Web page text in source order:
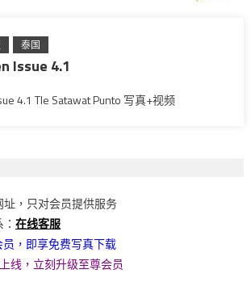
泰国
Issue 4.1
4.1 Tle Satawat Punto 写真+视频
，只对会员提供服务
在线客服
员，即享免费写真下载
线，立刻升级至尊会员